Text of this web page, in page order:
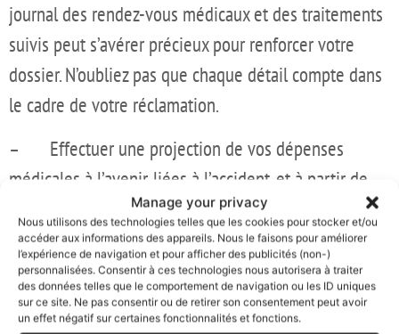
Manage your privacy
Nous utilisons des technologies telles que les cookies pour stocker et/ou
accéder aux informations des appareils. Nous le faisons pour améliorer
l’expérience de navigation et pour afficher des publicités (non-)
personnalisées. Consentir à ces technologies nous autorisera à traiter
des données telles que le comportement de navigation ou les ID uniques
sur ce site. Ne pas consentir ou de retirer son consentement peut avoir
un effet négatif sur certaines fonctionnalités et fonctions.
journal des rendez-vous médicaux et des traitements
suivis peut s’avérer précieux pour renforcer votre
dossier. N’oubliez pas que chaque détail compte dans
le cadre de votre réclamation.
– Effectuer une projection de vos dépenses
médicales à l’avenir, liées à l’accident, et à partir de
votre la consolidation de votre état de santé ;
Cela viendra enfin s’ajouter au rapport d’expertise
médicale. Votre examen par un expert médical (et,
idéalement, votre médecin-conseil) devrait apporter